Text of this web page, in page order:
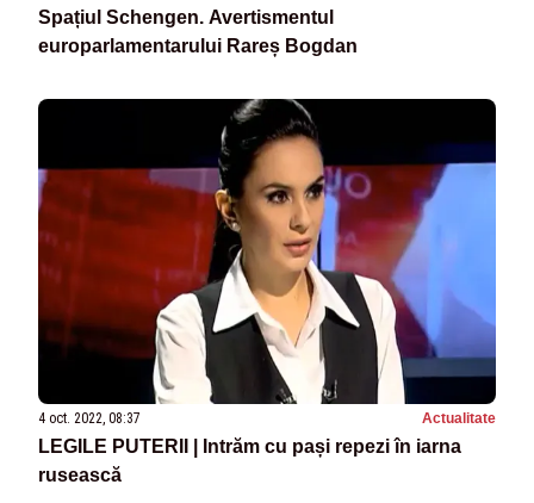
Spațiul Schengen. Avertismentul
europarlamentarului Rareș Bogdan
4 oct. 2022, 08:37 Actualitate
LEGILE PUTERII | Intrăm cu pași repezi în iarna
rusească